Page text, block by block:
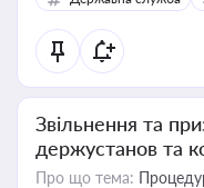
Звільнення та
держустанов та
Про що тема: